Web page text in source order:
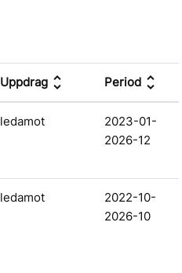
Uppdrag unfold_more Period unfold_more
ledamot
2023-01-
2026-12
ledamot
2022-10-
2026-10